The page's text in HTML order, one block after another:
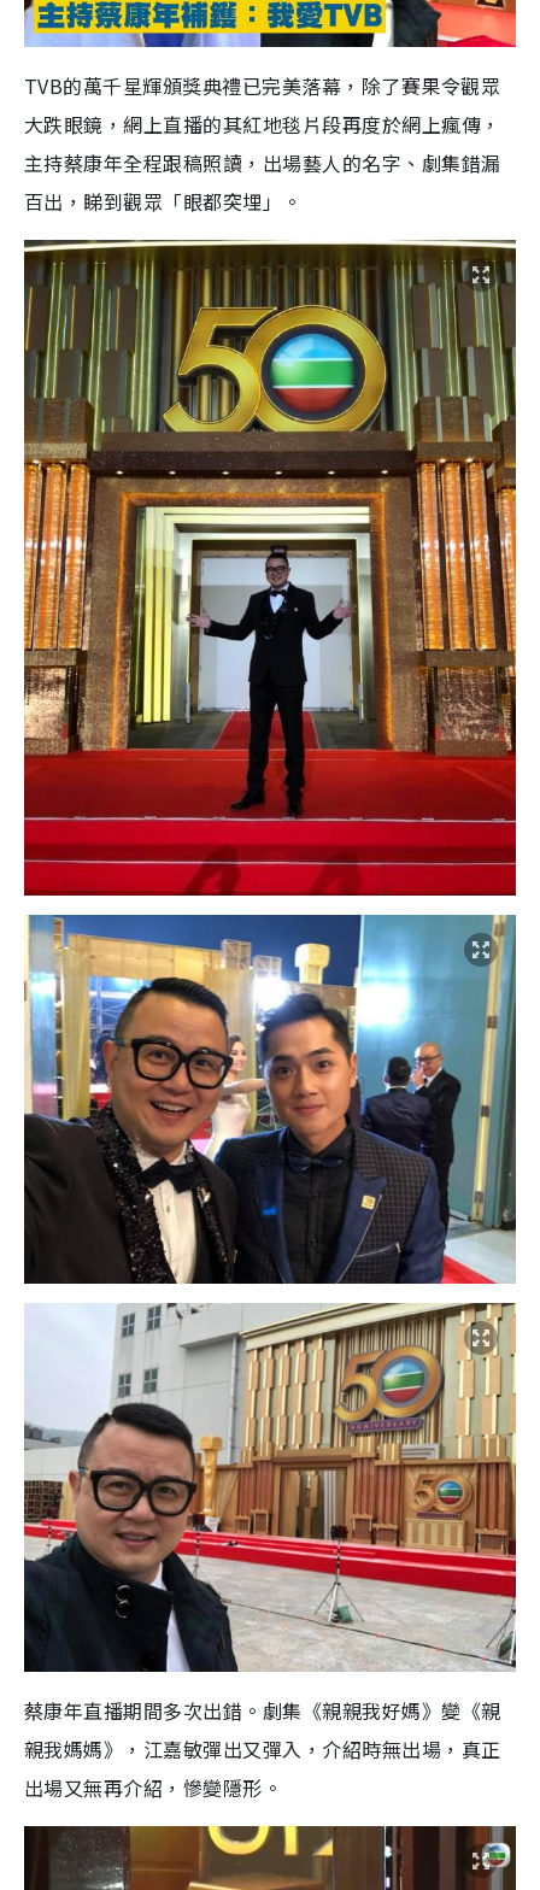
TVB的萬千星輝頒獎典禮已完美落幕，除了賽果令觀眾
大跌眼鏡，網上直播的其紅地毯片段再度於網上瘋傳，
主持蔡康年全程跟稿照讀，出場藝人的名字、劇集錯漏
百出，睇到觀眾「眼都突埋」。
蔡康年直播期間多次出錯。劇集《親親我好媽》變《親
親我媽媽》，江嘉敏彈出又彈入，介紹時無出場，真正
出場又無再介紹，慘變隱形。